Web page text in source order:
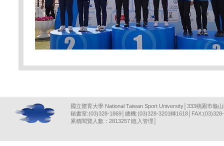
國立體育大學 National Taiwan Sport University│333桃園市龜
秘書室:(03)328-1869│總機:(03)328-3201轉
累積閱覽人數：2813257∣ 進入管理